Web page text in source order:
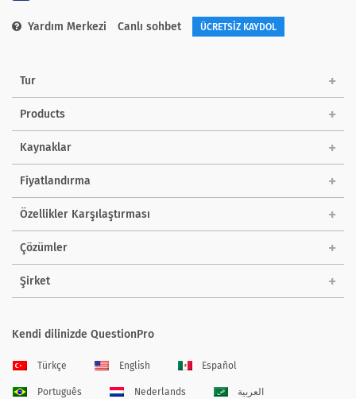
Yardım Merkezi Canlı sohbet ÜCRETSİZ KAYDOL
Tur
Products
Kaynaklar
Fiyatlandırma
Özellikler Karşılaştırması
Çözümler
Şirket
Kendi dilinizde QuestionPro
Türkçe English Español
Português Nederlands العربية